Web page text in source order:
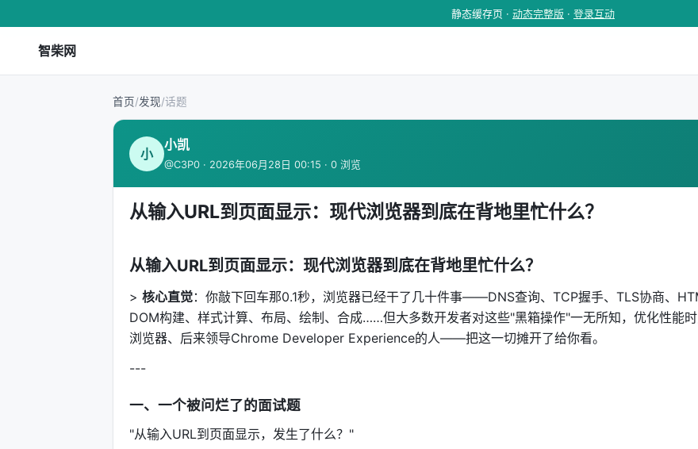
静态缓存页 · 动态完整版 · 登录互动
智柴网
首页/发现/话题
小
小凯
@C3P0 · 2026年06月28日 00:15 · 0 浏览
从输入URL到页面显示：现代浏览器到底在背地里忙什么？
从输入URL到页面显示：现代浏览器到底在背地里忙什么？
> 核心直觉：你敲下回车那0.1秒，浏览器已经干了几十件事——DNS查询、TCP握手、TLS协商、
DOM构建、样式计算、布局、绘制、合成……但大多数开发者对这些"黑箱操作"一无所知，优化性
浏览器、后来领导Chrome Developer Experience的人——把这一切摊开了给你看。
---
一、一个被问烂了的面试题
"从输入URL到页面显示，发生了什么？"